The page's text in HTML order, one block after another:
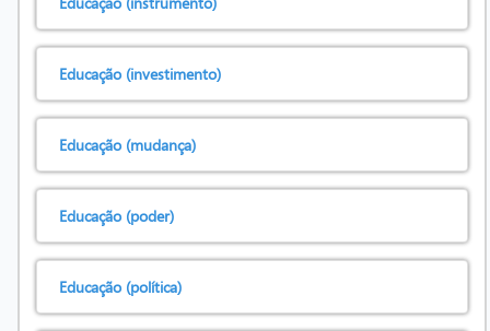
Educação (investimento)
Educação (mudança)
Educação (poder)
Educação (política)